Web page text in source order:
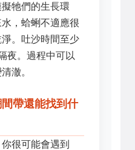
牠們的生長環
，蛤蜊不適應很
。吐沙時間至少
夜。過程中可以
澈。
帶還能找到什
很可能會遇到